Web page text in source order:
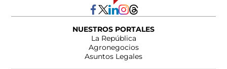
NUESTROS PORTALES
La República
Agronegocios
Asuntos Legales